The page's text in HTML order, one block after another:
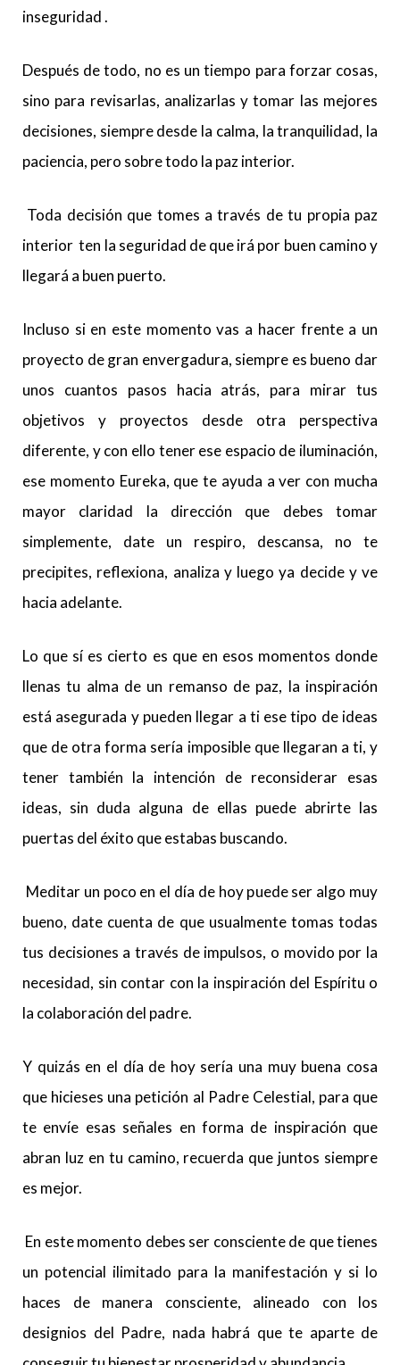
inseguridad .
Después de todo, no es un tiempo para forzar cosas,
sino para revisarlas, analizarlas y tomar las mejores
decisiones, siempre desde la calma, la tranquilidad, la
paciencia, pero sobre todo la paz interior.
Toda decisión que tomes a través de tu propia paz
interior ten la seguridad de que irá por buen camino y
llegará a buen puerto.
Incluso si en este momento vas a hacer frente a un
proyecto de gran envergadura, siempre es bueno dar
unos cuantos pasos hacia atrás, para mirar tus
objetivos y proyectos desde otra perspectiva
diferente, y con ello tener ese espacio de iluminación,
ese momento Eureka, que te ayuda a ver con mucha
mayor claridad la dirección que debes tomar
simplemente, date un respiro, descansa, no te
precipites, reflexiona, analiza y luego ya decide y ve
hacia adelante.
Lo que sí es cierto es que en esos momentos donde
llenas tu alma de un remanso de paz, la inspiración
está asegurada y pueden llegar a ti ese tipo de ideas
que de otra forma sería imposible que llegaran a ti, y
tener también la intención de reconsiderar esas
ideas, sin duda alguna de ellas puede abrirte las
puertas del éxito que estabas buscando.
Meditar un poco en el día de hoy puede ser algo muy
bueno, date cuenta de que usualmente tomas todas
tus decisiones a través de impulsos, o movido por la
necesidad, sin contar con la inspiración del Espíritu o
la colaboración del padre.
Y quizás en el día de hoy sería una muy buena cosa
que hicieses una petición al Padre Celestial, para que
te envíe esas señales en forma de inspiración que
abran luz en tu camino, recuerda que juntos siempre
es mejor.
En este momento debes ser consciente de que tienes
un potencial ilimitado para la manifestación y si lo
haces de manera consciente, alineado con los
designios del Padre, nada habrá que te aparte de